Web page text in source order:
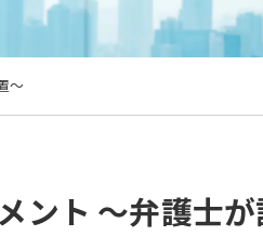
〜
ント 〜弁護士